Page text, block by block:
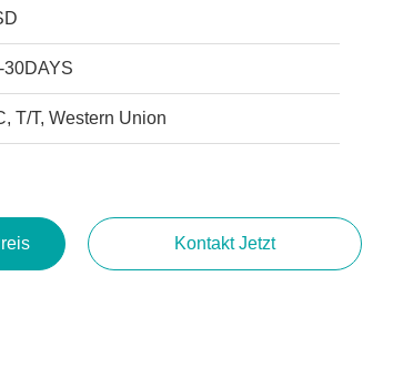
30DAYS
T/T, Western Union
Kontakt Jetzt